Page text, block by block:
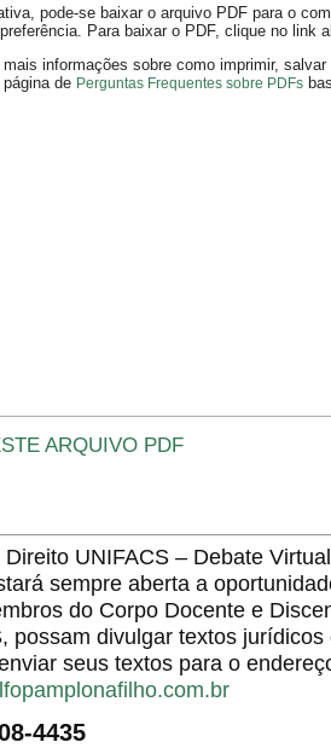
pode-se baixar o arquivo PDF para o
Para baixar o PDF, clique no link
informações sobre como imprimir,
de Perguntas Frequentes sobre PDFs
ARQUIVO PDF
Direito UNIFACS – Debate
sempre aberta a
do Corpo Docente e
possam divulgar textos
seus textos para o
4435